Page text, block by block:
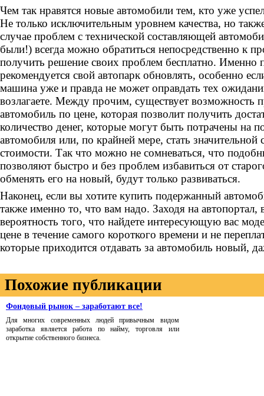
Чем так нравятся новые автомобили тем, кто уже
Не только исключительным уровнем качества, но
случае проблем с технической составляющей
были!) всегда можно обратиться непосредственно к
получить решение своих проблем бесплатно. Именно
рекомендуется свой автопарк обновлять, особенно
машина уже и правда не может оправдать тех
возлагаете. Между прочим, существует возможность
автомобиль по цене, которая позволит получить
количество денег, которые могут быть потрачены на
автомобиля или, по крайней мере, стать значительной
стоимости. Так что можно не сомневаться, что
позволяют быстро и без проблем избавиться от
обменять его на новый, будут только развиваться.
Наконец, если вы хотите купить подержанный
также именно то, что вам надо. Заходя на
вероятность того, что найдете интересующую вас
цене в течение самого короткого времени и не
которые приходится отдавать за автомобиль новый,
Похожие публикации
Фондовый рынок – заработают все!
Для многих современных людей привычным видом
заработка является работа по найму, торговля или
открытие собственного бизнеса.